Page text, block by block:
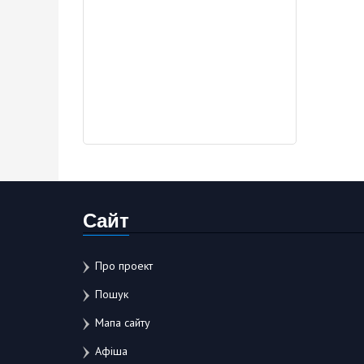
Сайт
Про проект
Пошук
Мапа сайту
Афіша